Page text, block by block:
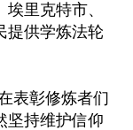
里克特市、
提供学炼法轮
表彰修炼者们
坚持维护信仰